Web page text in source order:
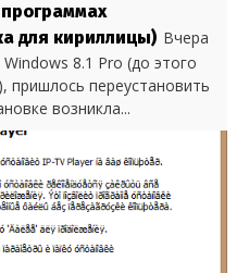
для кириллицы) Вчера
8.1 Pro (до этого
пришлось переустановить
возникла...